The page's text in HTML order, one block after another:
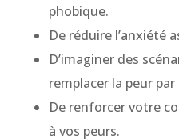
phobique.
De réduire l’anxiété
D’imaginer des
remplacer la peur par
De renforcer votre
à vos peurs.